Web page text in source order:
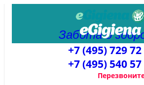
Забота о
+7 (495) 729 72
+7 (495) 540 57